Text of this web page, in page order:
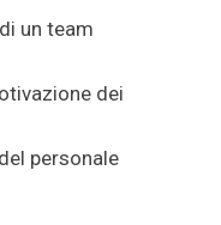
un team
dei
personale